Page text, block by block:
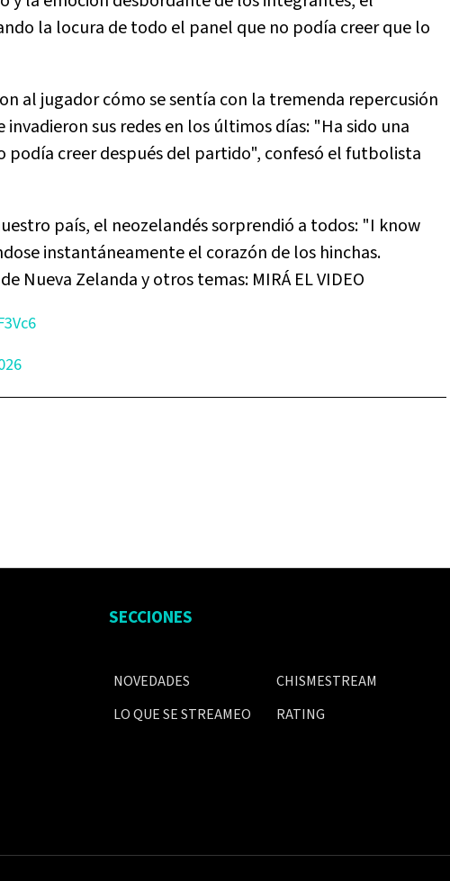
la locura de todo el panel que no podía creer que lo
al jugador cómo se sentía con la tremenda repercusión
sus redes en los últimos días: "Ha sido una
podía creer después del partido", confesó el futbolista
país, el neozelandés sorprendió a todos: "I know
instantáneamente el corazón de los hinchas.
Nueva Zelanda y otros temas: MIRÁ EL VIDEO
SECCIONES
NOVEDADES
LO QUE SE STREAMEO
CHISMESTREAM
RATING